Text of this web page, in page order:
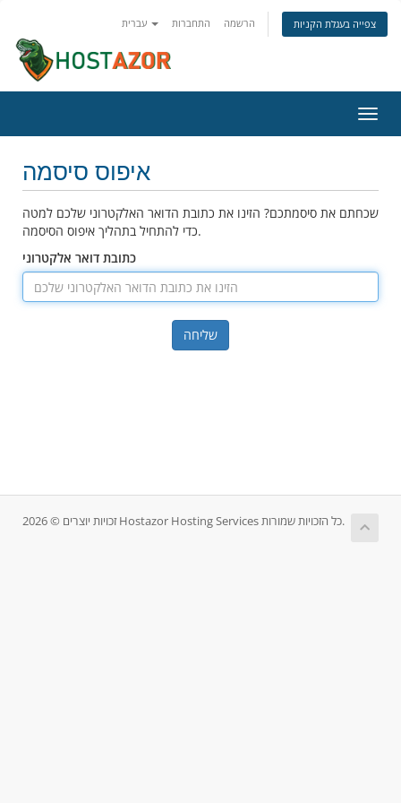
התחברות הרשמה צפייה בעגלת הקניות
ניווט
איפוס סיסמה
שכחתם את סיסמתכם? הזינו את כתובת הדואר האלקטרוני שלכם למטה
כדי להתחיל בתהליך איפוס הסיסמה.
כתובת דואר אלקטרוני
שליחה
זכויות יוצרים © 2026 Hostazor Hosting Services כל הזכויות שמורות.